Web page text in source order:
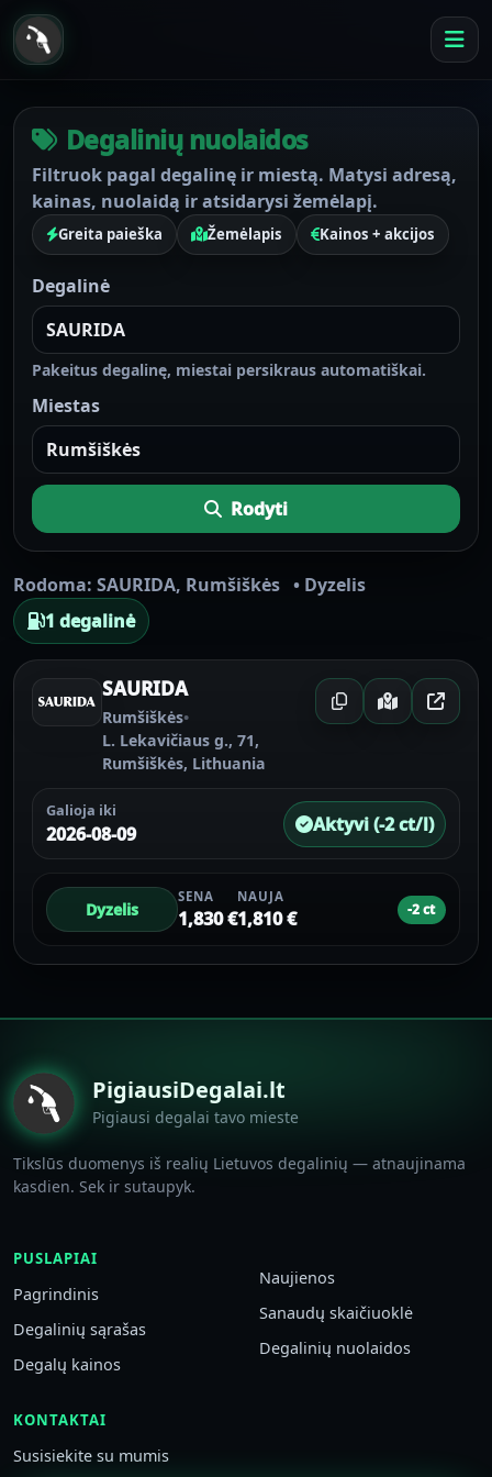
Degalinių nuolaidos
Filtruok pagal degalinę ir miestą. Matysi adresą,
kainas, nuolaidą ir atsidarysi žemėlapį.
Greita paieška Žemėlapis Kainos + akcijos
Degalinė
Pakeitus degalinę, miestai persikraus automatiškai.
Miestas
Rodyti
Rodoma: SAURIDA, Rumšiškės • Dyzelis
1 degalinė
SAURIDA
Rumšiškės•
L. Lekavičiaus g., 71,
Rumšiškės, Lithuania
Galioja iki
2026-08-09 Aktyvi (-2 ct/l)
Dyzelis
SENA
1,830 €
NAUJA
1,810 € -2 ct
PigiausiDegalai.lt
Pigiausi degalai tavo mieste
Tikslūs duomenys iš realių Lietuvos degalinių — atnaujinama
kasdien. Sek ir sutaupyk.
PUSLAPIAI
Pagrindinis
Degalinių sąrašas
Degalų kainos
Naujienos
Sanaudų skaičiuoklė
Degalinių nuolaidos
KONTAKTAI
Susisiekite su mumis